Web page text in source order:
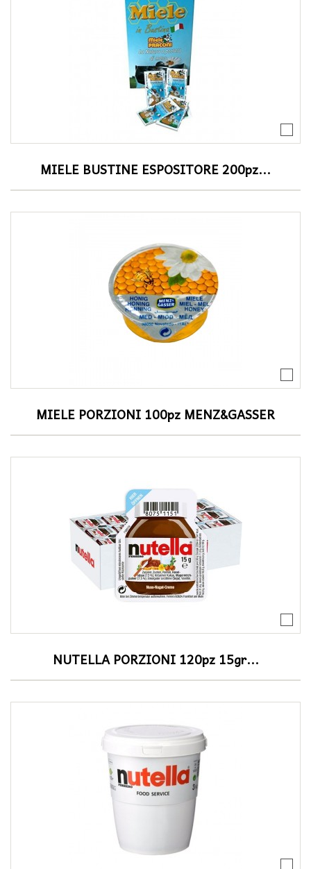
MIELE BUSTINE ESPOSITORE 200pz...
MIELE PORZIONI 100pz MENZ&GASSER
NUTELLA PORZIONI 120pz 15gr...